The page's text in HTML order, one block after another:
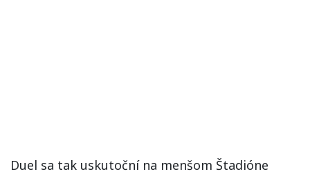
Duel sa tak uskutoční na menšom Štadióne